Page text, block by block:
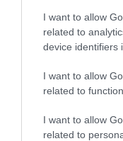
I want to allow
related to
device identifiers
I want to allow
related to
I want to allow
related to
KIRÁNDULÁS A
PANNONHALMI
2026-08-04